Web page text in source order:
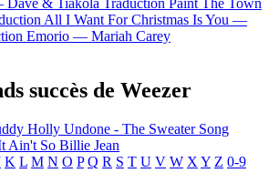
All I Want For Christmas Is You —
Emorio — Mariah Carey
succès de Weezer
Holly Undone - The Sweater Song
Ain't So Billie Jean
K L M N O P Q R S T U V W X Y Z 0-9